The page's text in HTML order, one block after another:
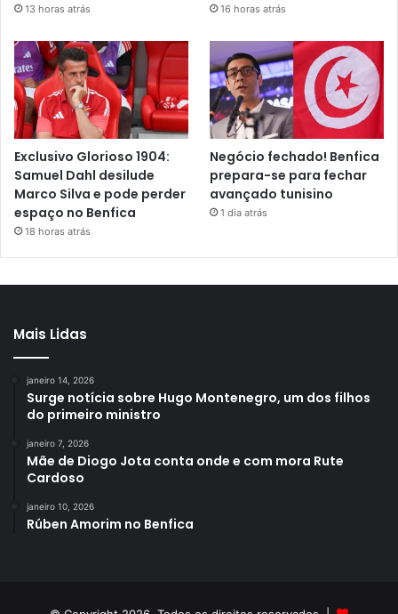
13 horas atrás 16 horas atrás
Exclusivo Glorioso 1904:
Samuel Dahl desilude
Marco Silva e pode perder
espaço no Benfica
18 horas atrás
Negócio fechado! Benfica
prepara-se para fechar
avançado tunisino
1 dia atrás
Mais Lidas
janeiro 14, 2026
Surge notícia sobre Hugo Montenegro, um dos filhos
do primeiro ministro
janeiro 7, 2026
Mãe de Diogo Jota conta onde e com mora Rute
Cardoso
janeiro 10, 2026
Rúben Amorim no Benfica